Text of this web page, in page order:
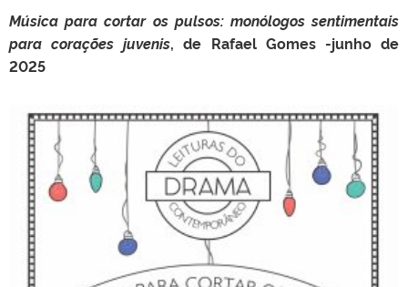
Música para cortar os pulsos: monólogos sentimentais
para corações juvenis, de Rafael Gomes -junho de
2025